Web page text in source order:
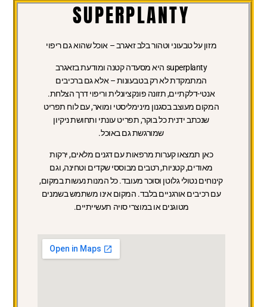
SUPERPLANTY
מזון על טבעוני וטהור בלב זאגרב – אוכל שהוא גם ריפוי
superplanty היא מסעדה קטנה ומודעת בזאגרב
המתמקדת לא רק בטבעונות – אלא גם ברכיבים
אנטי-דלקתיים, תזונה פונקציונלית וריפוי דרך הצלחת.
המקום מעוצב בסגנון מינימליסטי ומואר, עם לוח תפריט
שנכתב ידנית כל בוקר, תפריט עונתי ותחושת ניקיון
שמורגשת גם באוכל.
כאן תמצאו קערות מרפאות עם דגנים מלאים, ירקות
מאודים, קטניות, רטבים מבוססי שקדים וטחינה, וגם
קינוחים נטולי גלוטן וסוכר מעובד. כל המנות נעשות במקום,
עם רכיבים אורגניים בלבד. המקום אינו משתמש בשמנים
מטוגנים או במוצרי סויה תעשייתיים.